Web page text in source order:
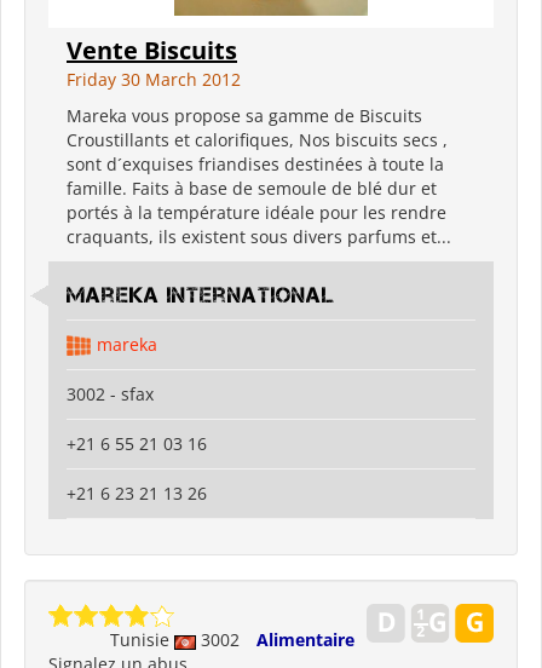
Vente Biscuits
Friday 30 March 2012
Mareka vous propose sa gamme de Biscuits
Croustillants et calorifiques, Nos biscuits secs ,
sont d´exquises friandises destinées à toute la
famille. Faits à base de semoule de blé dur et
portés à la température idéale pour les rendre
craquants, ils existent sous divers parfums et...
Mareka international
mareka
3002 - sfax
+21 6 55 21 03 16
+21 6 23 21 13 26
Tunisie 3002
Alimentaire